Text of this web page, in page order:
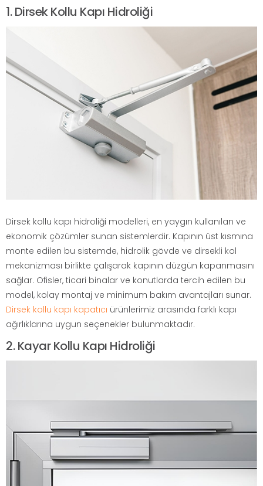
1. Dirsek Kollu Kapı Hidroliği
Dirsek kollu kapı hidroliği modelleri, en yaygın kullanılan ve
ekonomik çözümler sunan sistemlerdir. Kapının üst kısmına
monte edilen bu sistemde, hidrolik gövde ve dirsekli kol
mekanizması birlikte çalışarak kapının düzgün kapanmasını
sağlar. Ofisler, ticari binalar ve konutlarda tercih edilen bu
model, kolay montaj ve minimum bakım avantajları sunar.
Dirsek kollu kapı kapatıcı ürünlerimiz arasında farklı kapı
ağırlıklarına uygun seçenekler bulunmaktadır.
2. Kayar Kollu Kapı Hidroliği